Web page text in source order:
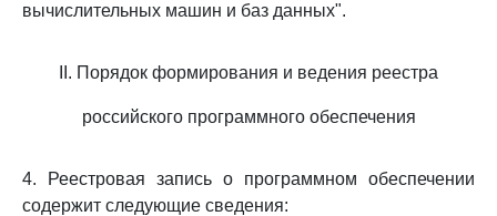
вычислительных машин и баз данных".
II. Порядок формирования и ведения реестра
российского программного обеспечения
4. Реестровая запись о программном обеспечении
содержит следующие сведения: